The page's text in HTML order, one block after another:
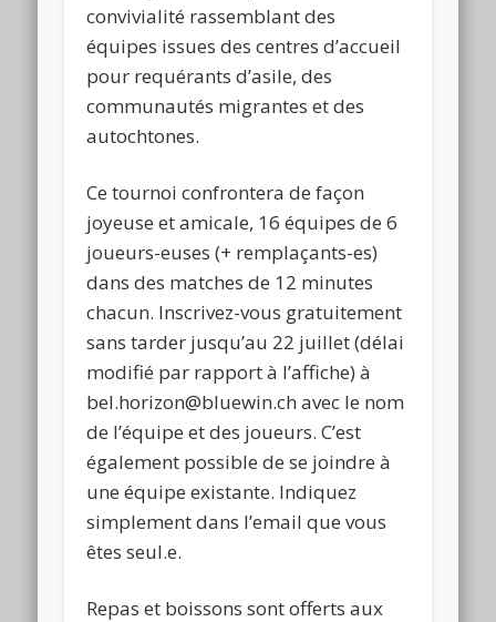
convivialité rassemblant des
équipes issues des centres d’accueil
pour requérants d’asile, des
communautés migrantes et des
autochtones.
Ce tournoi confrontera de façon
joyeuse et amicale, 16 équipes de 6
joueurs-euses (+ remplaçants-es)
dans des matches de 12 minutes
chacun. Inscrivez-vous gratuitement
sans tarder jusqu’au 22 juillet (délai
modifié par rapport à l’affiche) à
bel.horizon@bluewin.ch avec le nom
de l’équipe et des joueurs. C’est
également possible de se joindre à
une équipe existante. Indiquez
simplement dans l’email que vous
êtes seul.e.
Repas et boissons sont offerts aux